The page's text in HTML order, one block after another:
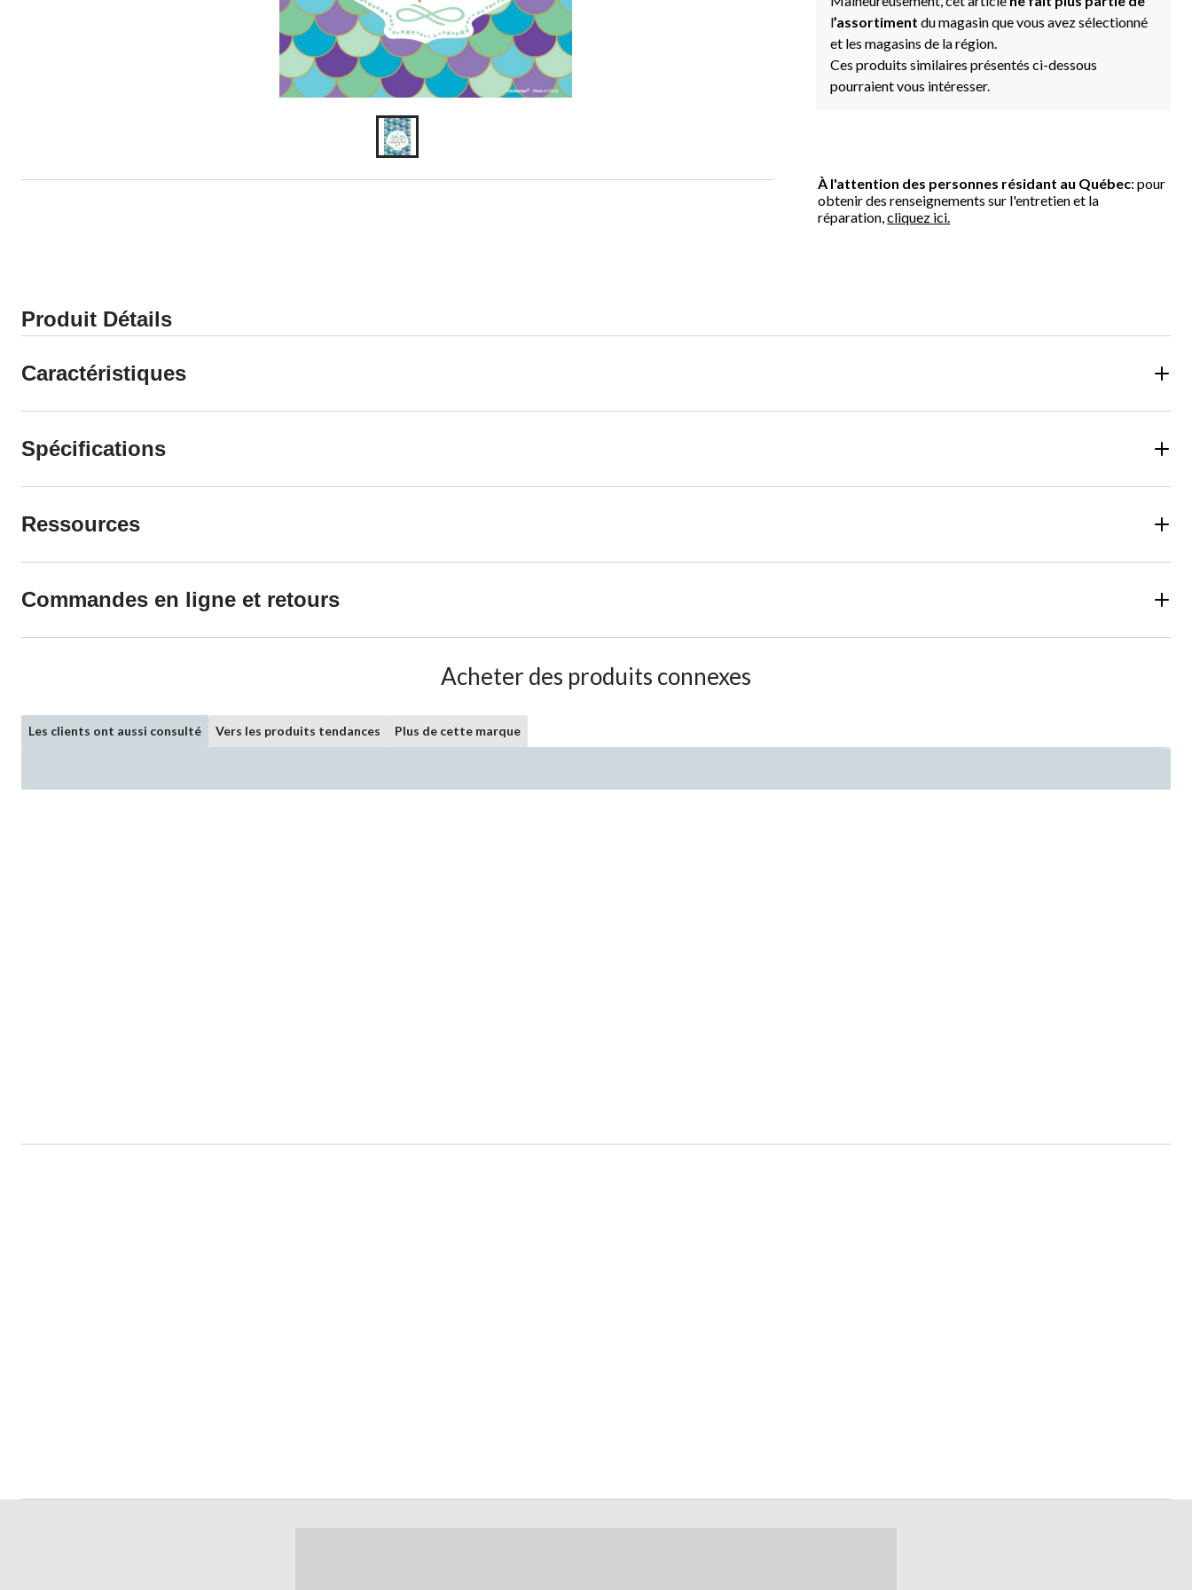
l’assortiment du magasin que vous avez sélectionné
et les magasins de la région.
Ces produits similaires présentés ci-dessous
pourraient vous intéresser.
À l'attention des personnes résidant au Québec: pour
obtenir des renseignements sur l'entretien et la
réparation,cliquez ici.
Produit Détails
Caractéristiques
Spécifications
Ressources
Commandes en ligne et retours
Acheter des produits connexes
Les clients ont aussi consulté Vers les produits tendances Plus de cette marque